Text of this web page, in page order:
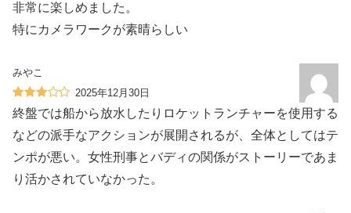
非常に楽しめました。
特にカメラワークが素晴らしい
みやこ
2025年12月30日
終盤では船から放水したりロケットランチャーを使用する
などの派手なアクションが展開されるが、全体としてはテ
ンポが悪い。女性刑事とバディの関係がストーリーであま
り活かされていなかった。